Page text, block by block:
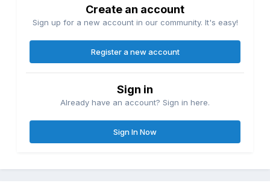
Create an account
Sign up for a new account in our community. It's easy!
Register a new account
Sign in
Already have an account? Sign in here.
Sign In Now